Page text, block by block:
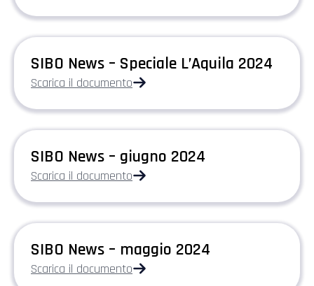
SIBO News – Speciale L’Aquila 2024
Scarica il documento
SIBO News – giugno 2024
Scarica il documento
SIBO News – maggio 2024
Scarica il documento